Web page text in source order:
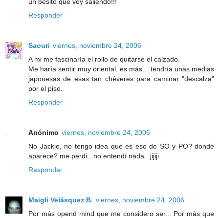
Responder
Saouri viernes, noviembre 24, 2006
A mi me fascinaría el rollo de quitarse el calzado.
Me haría sentir muy oriental, es más... tendría unas medias
japonesas de esas tan chéveres para caminar "descalza"
por el piso.
Responder
Anónimo viernes, noviembre 24, 2006
No Jackie, no tengo idea que es eso de SO y PO? dondé
aparece? me perdí.. no entendí nada.. jijiji
Responder
Maigli Velásquez B. viernes, noviembre 24, 2006
Por más opend mind que me considero ser... Por más que